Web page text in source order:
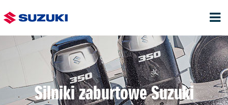
Silniki zaburtowe Suzuki